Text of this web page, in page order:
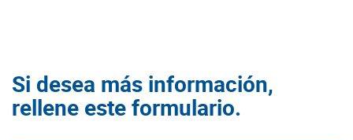
Si desea más información,
rellene este formulario.